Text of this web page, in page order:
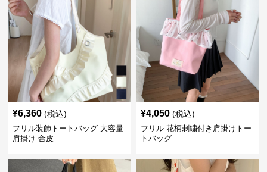
¥6,360 (税込)
フリル装飾トートバッグ 大容量
肩掛け 合皮
¥4,050 (税込)
フリル 花柄刺繍付き肩掛けトー
トバッグ